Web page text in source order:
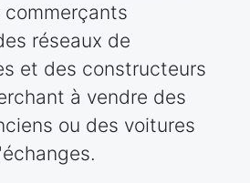
réseaux de
et des constructeurs
à vendre des
ou des voitures